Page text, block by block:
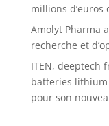
millions d’euros
Amolyt Pharma
recherche et
ITEN, deeptech
batteries lithium
pour son